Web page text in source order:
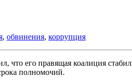
, обвинения, коррупция
что его правящая коалиция
полномочий.